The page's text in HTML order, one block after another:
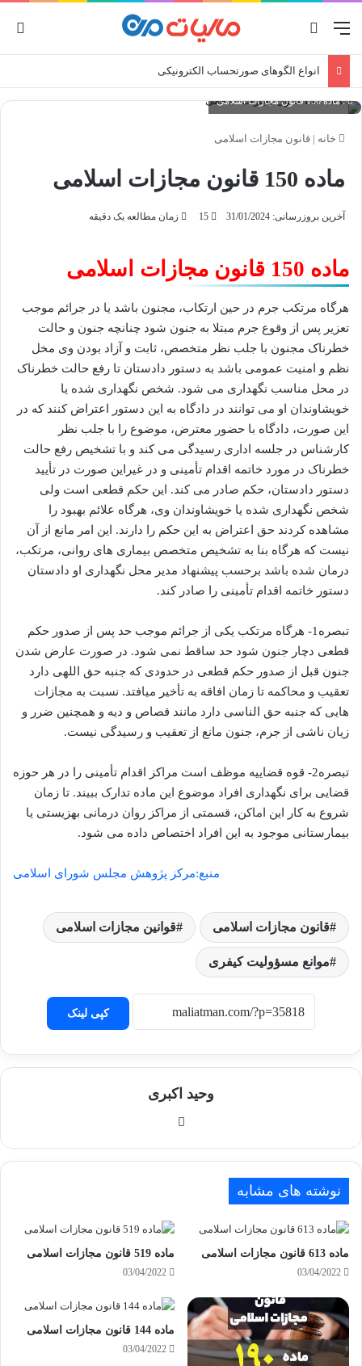
منو
انواع الگوهای صورتحساب الکترونیکی
: ماده 150 قانون مجازات اسلامی
خانه | قانون مجازات اسلامی
ماده 150 قانون مجازات اسلامی
آخرین بروزرسانی: 31/01/2024 15 زمان مطالعه یک دقیقه
ماده 150 قانون مجازات اسلامی
هرگاه مرتکب جرم در حین ارتکاب، مجنون باشد یا در جرائم موجب
تعزیر پس از وقوع جرم مبتلا به جنون شود چنانچه جنون و حالت
خطرناک مجنون با جلب نظر متخصص، ثابت و آزاد بودن وی مخل
نظم و امنیت عمومی باشد به دستور دادستان تا رفع حالت خطرناک
در محل مناسب نگهداری می شود. شخص نگهداری شده یا
خویشاوندان او می توانند در دادگاه به این دستور اعتراض کنند که در
این صورت، دادگاه با حضور معترض، موضوع را با جلب نظر
کارشناس در جلسه اداری رسیدگی می کند و با تشخیص رفع حالت
خطرناک در مورد خاتمه اقدام تأمینی و در غیراین صورت در تأیید
دستور دادستان، حکم صادر می کند. این حکم قطعی است ولی
شخص نگهداری شده یا خویشاوندان وی، هرگاه علائم بهبود را
مشاهده کردند حق اعتراض به این حکم را دارند. این امر مانع از آن
نیست که هرگاه بنا به تشخیص متخصص بیماری های روانی، مرتکب،
درمان شده باشد برحسب پیشنهاد مدیر محل نگهداری او دادستان
دستور خاتمه اقدام تأمینی را صادر کند.
تبصره1- هرگاه مرتکب یکی از جرائم موجب حد پس از صدور حکم
قطعی دچار جنون شود حد ساقط نمی شود. در صورت عارض شدن
جنون قبل از صدور حکم قطعی در حدودی که جنبه حق اللهی دارد
تعقیب و محاکمه تا زمان افاقه به تأخیر میافتد. نسبت به مجازات
هایی که جنبه حق الناسی دارد مانند قصاص و دیه و همچنین ضرر و
زیان ناشی از جرم، جنون مانع از تعقیب و رسیدگی نیست.
تبصره2- قوه قضاییه موظف است مراکز اقدام تأمینی را در هر حوزه
قضایی برای نگهداری افراد موضوع این ماده تدارک ببیند. تا زمان
شروع به کار این اماکن، قسمتی از مراکز روان درمانی بهزیستی یا
بیمارستانی موجود به این افراد اختصاص داده می شود.
منبع:مرکز پژوهش مجلس شورای اسلامی
قانون مجازات اسلامی قوانین مجازات اسلامی
موانع مسؤولیت کیفری
کپی لینک
وحید اکبری
نوشته های مشابه
ماده 613 قانون مجازات اسلامی
03/04/2022
ماده 519 قانون مجازات اسلامی
03/04/2022
ماده 144 قانون مجازات اسلامی
03/04/2022